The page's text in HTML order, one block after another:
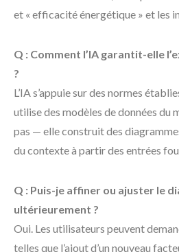
et « efficacité énergétique » et les
Q : Comment l’IA garantit-elle
?
L’IA s’appuie sur des normes
utilise des modèles de données du
pas — elle construit des
du contexte à partir des entrées
Q : Puis-je affiner ou ajuster le
ultérieurement ?
Oui. Les utilisateurs peuvent
telles que l’ajout d’un nouveau